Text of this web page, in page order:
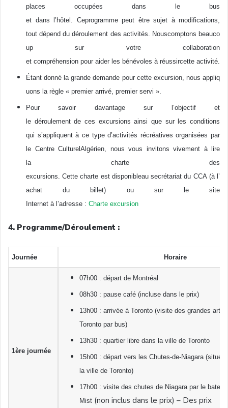
places occupées dans le bus
et dans l’hôtel. Ceprogramme peut être sujet à modifications,
tout dépend du déroulement des activités. Nouscomptons beauco
up sur votre collaboration
et compréhension pour aider les bénévoles à réussircette activité.
Étant donné la grande demande pour cette excursion, nous appliq
uons la règle « premier arrivé, premier servi ».
Pour savoir davantage sur l’objectif et
le déroulement de ces excursions ainsi que sur les conditions
qui s’appliquent à ce type d’activités récréatives organisées par
le Centre CulturelAlgérien, nous vous invitons vivement à lire
la charte des
excursions. Cette charte est disponibleau secrétariat du CCA (à l’
achat du billet) ou sur le site
Internet à l’adresse : Charte excursion
4. Programme/Déroulement :
Journée Horaire
1ère journée
07h00 : départ de Montréal
08h30 : pause café (incluse dans le prix)
13h00 : arrivée à Toronto (visite des grandes
Toronto par bus)
13h30 : quartier libre dans la ville de Toronto
15h00 : départ vers les Chutes-de-Niagara
la ville de Toronto)
17h00 : visite des chutes de Niagara par le
Mist (non inclus dans le prix) – Des prix